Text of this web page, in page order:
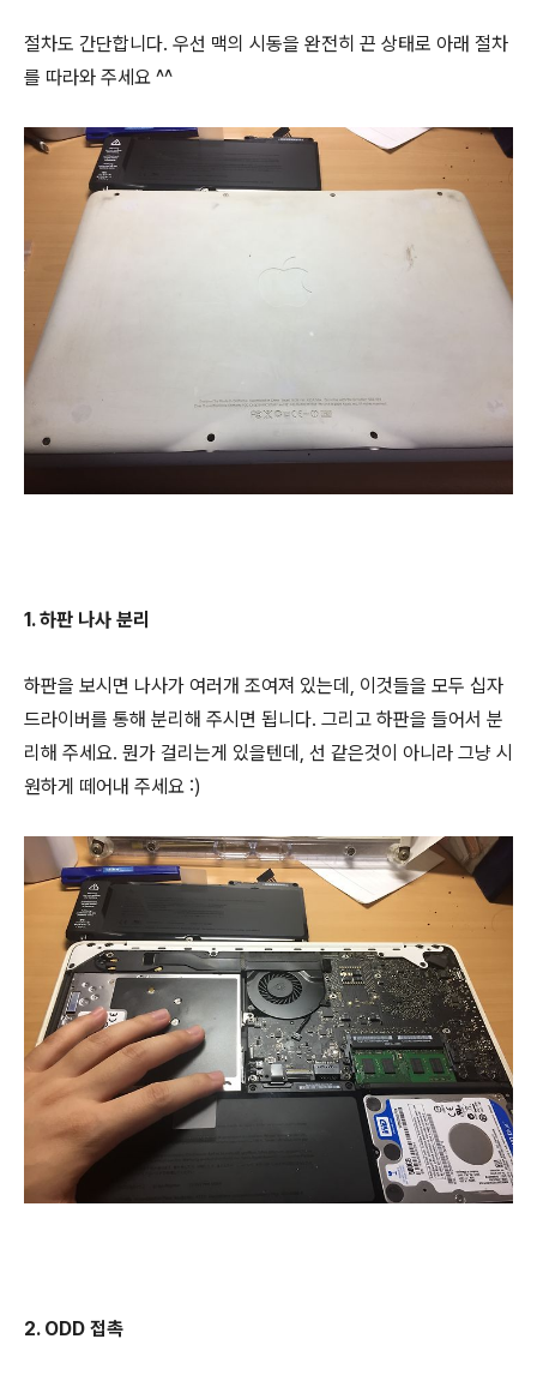
절차도 간단합니다. 우선 맥의 시동을 완전히 끈 상태로 아래 절차
를 따라와 주세요 ^^
1. 하판 나사 분리
하판을 보시면 나사가 여러개 조여져 있는데, 이것들을 모두 십자
드라이버를 통해 분리해 주시면 됩니다. 그리고 하판을 들어서 분
리해 주세요. 뭔가 걸리는게 있을텐데, 선 같은것이 아니라 그냥 시
원하게 떼어내 주세요 :)
2. ODD 접촉